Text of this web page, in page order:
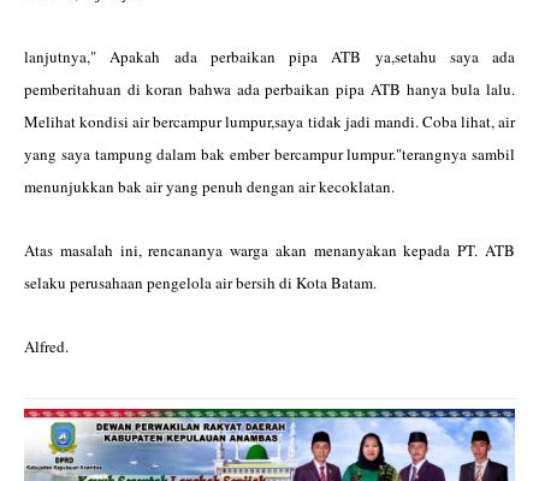
lanjutnya," Apakah ada perbaikan pipa ATB ya,setahu saya ada
pemberitahuan di koran bahwa ada perbaikan pipa ATB hanya bula lalu.
Melihat kondisi air bercampur lumpur,saya tidak jadi mandi. Coba lihat, air
yang saya tampung dalam bak ember bercampur lumpur."terangnya sambil
menunjukkan bak air yang penuh dengan air kecoklatan.
Atas masalah ini, rencananya warga akan menanyakan kepada PT. ATB
selaku perusahaan pengelola air bersih di Kota Batam.
Alfred.